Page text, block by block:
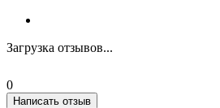
Загрузка отзывов...
0
Написать отзыв